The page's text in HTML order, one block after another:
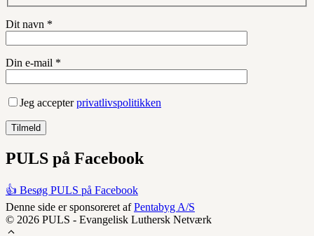
Dit navn *
Din e-mail *
Jeg accepterprivatlivspolitikken
PULS på Facebook
👍 Besøg PULS på Facebook
Denne side er sponsoreret afPentabyg A/S
© 2026 PULS - Evangelisk Luthersk Netværk